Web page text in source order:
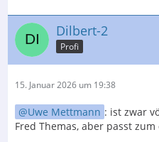
Dilbert-2
Profi
15. Januar 2026 um 19:38
Uwe Mettmann : ist zwar
Fred Themas, aber passt zum